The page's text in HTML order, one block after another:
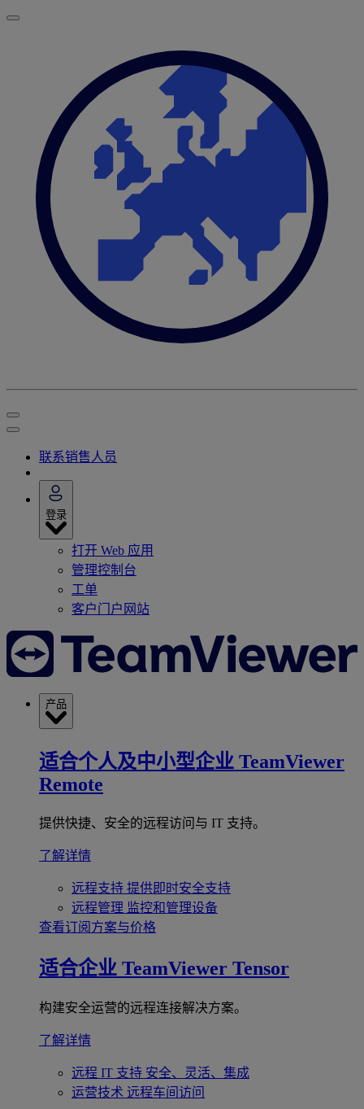
联系销售人员
登录
打开 Web 应用
管理控制台
工单
客户门户网站
产品
适合个人及中小型企业 TeamViewer
Remote
提供快捷、安全的远程访问与 IT 支持。
了解详情
远程支持 提供即时安全支持
远程管理 监控和管理设备
查看订阅方案与价格
适合企业 TeamViewer Tensor
构建安全运营的远程连接解决方案。
了解详情
远程 IT 支持 安全、灵活、集成
运营技术 远程车间访问